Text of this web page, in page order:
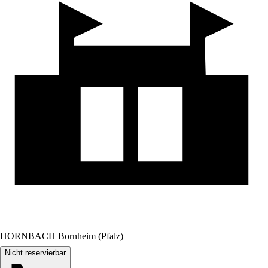
HORNBACH Bornheim (Pfalz)
Nicht reservierbar